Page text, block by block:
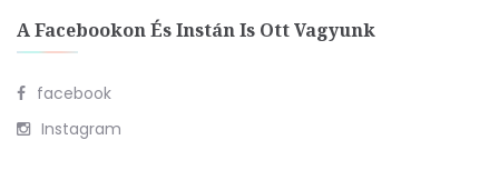
A Facebookon És Instán Is Ott Vagyunk
facebook
Instagram